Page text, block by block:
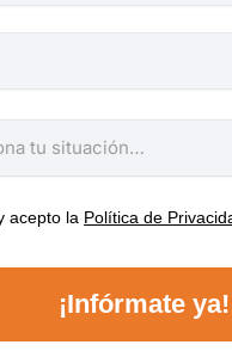
acepto la Política de
¡Infórmate ya!